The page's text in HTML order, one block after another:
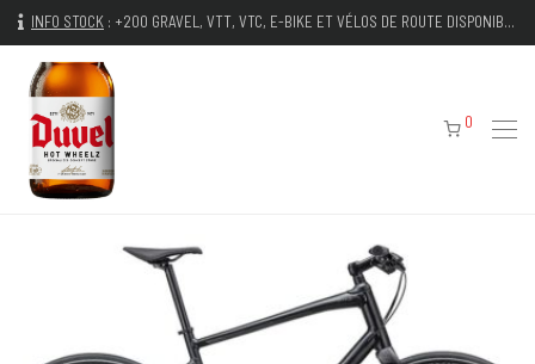
INFO STOCK : +200 GRAVEL, VTT, VTC, E-BIKE ET VÉLOS DE ROUTE DISPONIBLES IMMÉDIATEMENT
0